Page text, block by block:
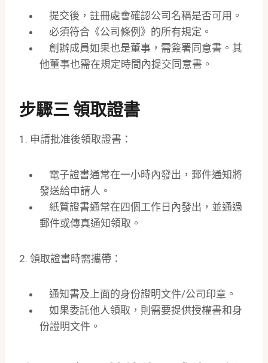
提交後，註冊處會確認公司名稱是否可用。
必須符合《公司條例》的所有規定。
創辦成員如果也是董事，需簽署同意書。其
他董事也需在規定時間內提交同意書。
步驟三 領取證書
1. 申請批准後領取證書：
電子證書通常在一小時內發出，郵件通知將
發送給申請人。
紙質證書通常在四個工作日內發出，並通過
郵件或傳真通知領取。
2. 領取證書時需攜帶：
通知書及上面的身份證明文件/公司印章。
如果委託他人領取，則需要提供授權書和身
份證明文件。